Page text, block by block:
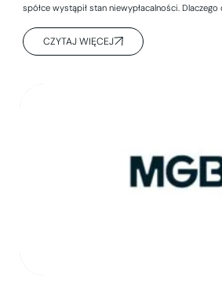
spółce wystąpił stan niewypłacalności.
CZYTAJ WIĘCEJ